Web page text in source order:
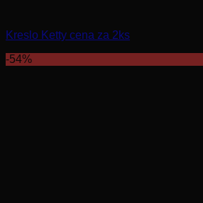
Kreslo Ketty cena za 2ks
-54%